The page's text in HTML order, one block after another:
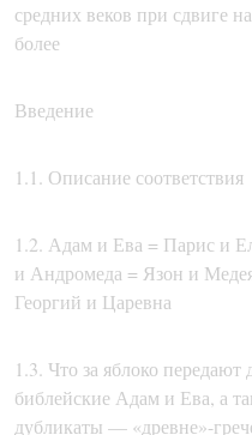
средних веков при сдвиге
более
Введение
1.1. Описание соответствия
1.2. Адам и Ева = Парис и
и Андромеда = Язон и
Георгий и Царевна
1.3. Что за яблоко передают
библейские Адам и Ева, а
дубликаты — «древне»-